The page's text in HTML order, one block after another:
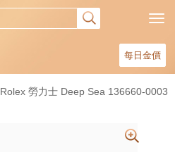
每日金價
Rolex 勞力士 Deep Sea 136660-0003